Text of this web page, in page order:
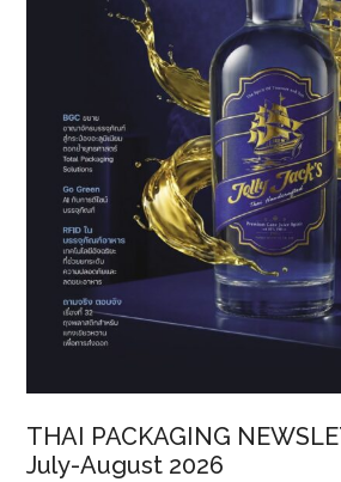
THAI PACKAGING
July-August 2026